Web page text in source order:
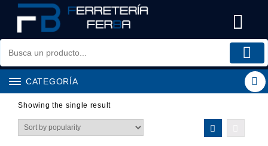
Saltar
contenido
CATEGORÍA
Showing the single result